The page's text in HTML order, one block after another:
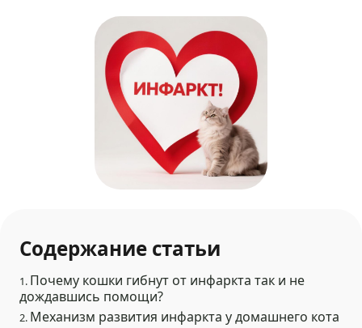
Содержание статьи
1. Почему кошки гибнут от инфаркта так и не
дождавшись помощи?
2. Механизм развития инфаркта у домашнего кота